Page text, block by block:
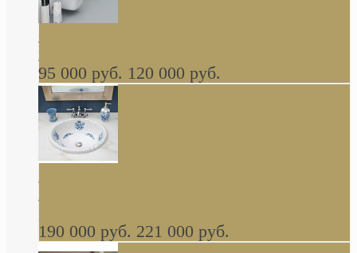
навесное КОМПЛЕКТ
95 000 руб. 120 000 руб.
Decorated Bathroom раковина овальная
встраиваемая для ванной с рисунком синяя
роза В НАЛИЧИИ
190 000 руб. 221 000 руб.